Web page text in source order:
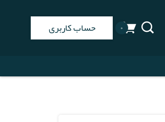
۰ حساب کاربری